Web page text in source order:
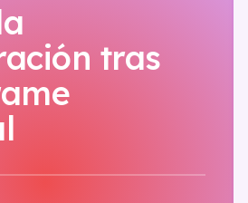
tras